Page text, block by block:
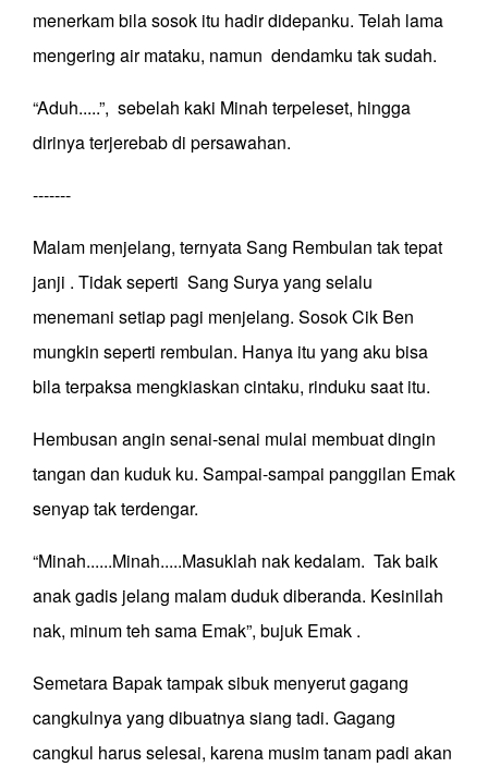
menerkam bila sosok itu hadir didepanku. Telah lama
mengering air mataku, namun dendamku tak sudah.
“Aduh.....”, sebelah kaki Minah terpeleset, hingga
dirinya terjerebab di persawahan.
-------
Malam menjelang, ternyata Sang Rembulan tak tepat
janji . Tidak seperti Sang Surya yang selalu
menemani setiap pagi menjelang. Sosok Cik Ben
mungkin seperti rembulan. Hanya itu yang aku bisa
bila terpaksa mengkiaskan cintaku, rinduku saat itu.
Hembusan angin senai-senai mulai membuat dingin
tangan dan kuduk ku. Sampai-sampai panggilan Emak
senyap tak terdengar.
“Minah......Minah.....Masuklah nak kedalam. Tak baik
anak gadis jelang malam duduk diberanda. Kesinilah
nak, minum teh sama Emak”, bujuk Emak .
Semetara Bapak tampak sibuk menyerut gagang
cangkulnya yang dibuatnya siang tadi. Gagang
cangkul harus selesai, karena musim tanam padi akan